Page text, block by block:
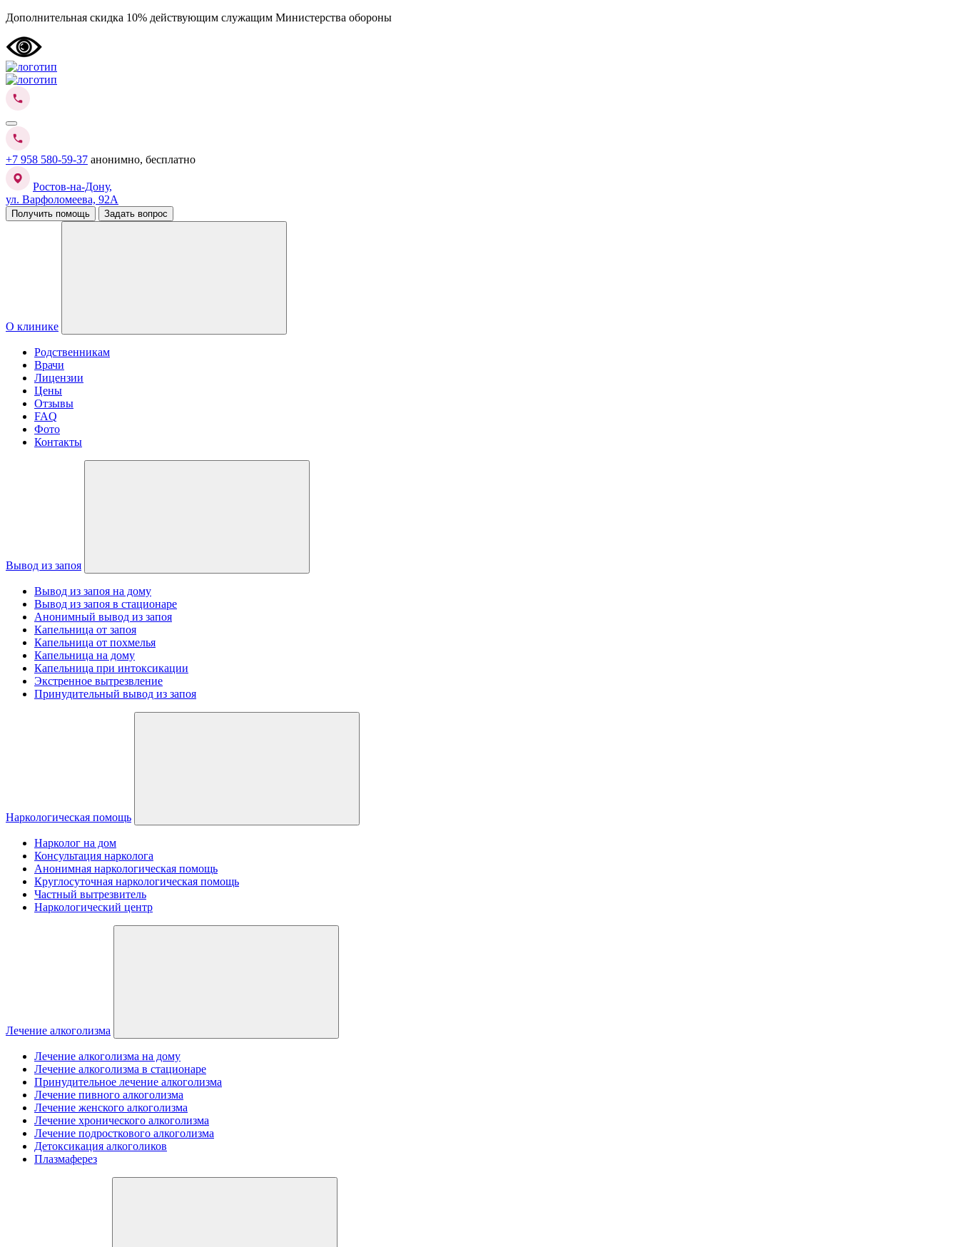
Дополнительная скидка 10% действующим служащим Министерства обороны
+7 958 580-59-37 анонимно, бесплатно
Ростов-на-Дону,
ул. Варфоломеева, 92А
Получить помощь Задать вопрос
О клинике
Родственникам
Врачи
Лицензии
Цены
Отзывы
FAQ
Фото
Контакты
Вывод из запоя
Вывод из запоя на дому
Вывод из запоя в стационаре
Анонимный вывод из запоя
Капельница от запоя
Капельница от похмелья
Капельница на дому
Капельница при интоксикации
Экстренное вытрезвление
Принудительный вывод из запоя
Наркологическая помощь
Нарколог на дом
Консультация нарколога
Анонимная наркологическая помощь
Круглосуточная наркологическая помощь
Частный вытрезвитель
Наркологический центр
Лечение алкоголизма
Лечение алкоголизма на дому
Лечение алкоголизма в стационаре
Принудительное лечение алкоголизма
Лечение пивного алкоголизма
Лечение женского алкоголизма
Лечение хронического алкоголизма
Лечение подросткового алкоголизма
Детоксикация алкоголиков
Плазмаферез